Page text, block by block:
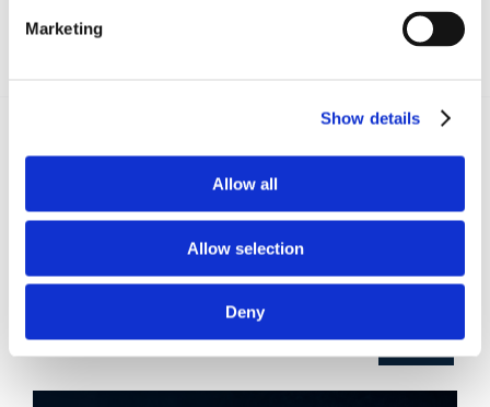
Marketing
Show details
Allow all
Allow selection
Deny
Recent posts.
Roberto De Gaetano
News.